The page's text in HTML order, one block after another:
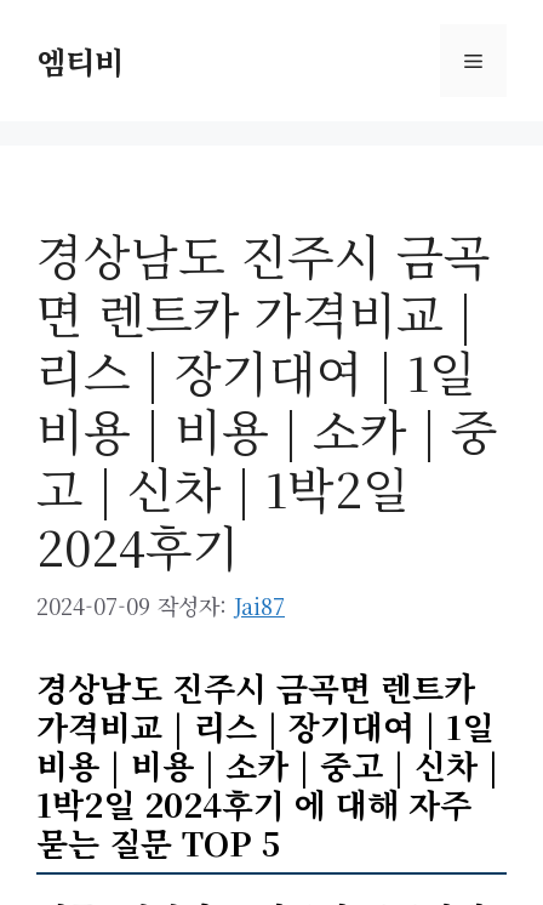
엠티비 메
경상남도 진주시 금곡
면 렌트카 가격비교 |
리스 | 장기대여 | 1일
비용 | 비용 | 소카 | 중
고 | 신차 | 1박2일
2024후기
2024-07-09 작성자: Jai87
경상남도 진주시 금곡면 렌트카
가격비교 | 리스 | 장기대여 | 1일
비용 | 비용 | 소카 | 중고 | 신차 |
1박2일 2024후기 에 대해 자주
묻는 질문 TOP 5